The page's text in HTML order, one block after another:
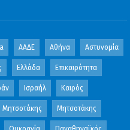
ΑΑΔΕ Αθήνα Αστυνομία
Ελλάδα Επικαιρότητα
Ισραήλ Καιρός
Μητσοτάκης Μητσοτάκης